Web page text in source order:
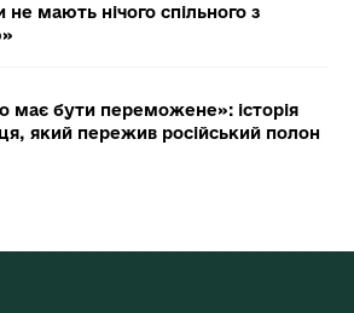
не мають нічого спільного з
має бути переможене»: історія
який пережив російський полон